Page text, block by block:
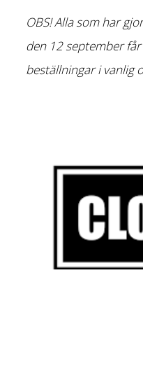
OBS! Alla som har
den 12 september
beställningar i vanlig